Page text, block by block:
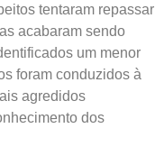
tentaram repassar
acabaram sendo
um menor
foram conduzidos à
agredidos
dos